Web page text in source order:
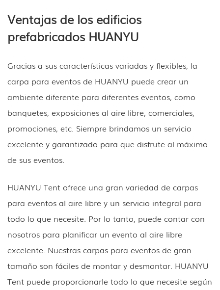
Ventajas de los edificios
prefabricados HUANYU
Gracias a sus características variadas y flexibles, la
carpa para eventos de HUANYU puede crear un
ambiente diferente para diferentes eventos, como
banquetes, exposiciones al aire libre, comerciales,
promociones, etc. Siempre brindamos un servicio
excelente y garantizado para que disfrute al máximo
de sus eventos.
HUANYU Tent ofrece una gran variedad de carpas
para eventos al aire libre y un servicio integral para
todo lo que necesite. Por lo tanto, puede contar con
nosotros para planificar un evento al aire libre
excelente. Nuestras carpas para eventos de gran
tamaño son fáciles de montar y desmontar. HUANYU
Tent puede proporcionarle todo lo que necesite según